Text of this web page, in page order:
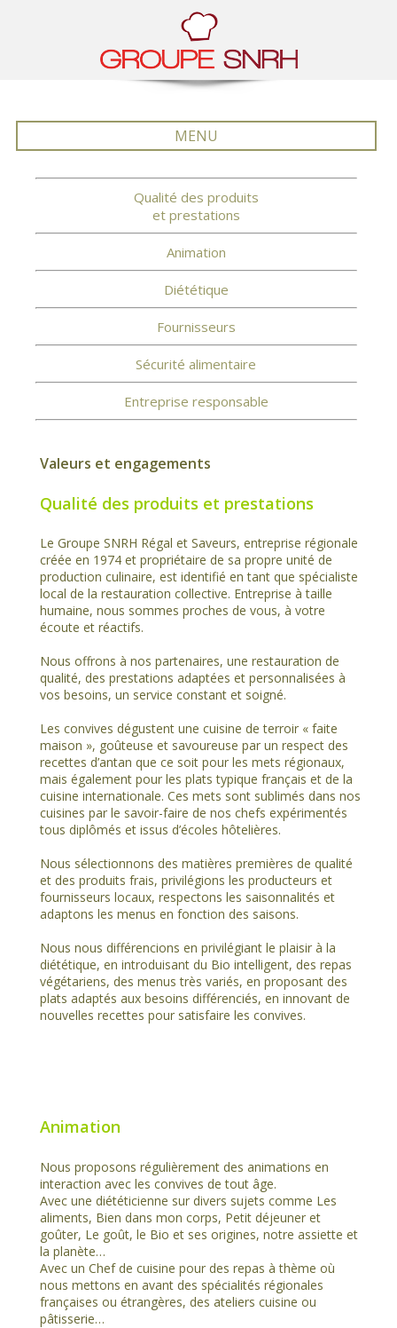
MENU
Qualité des produits
et prestations
Animation
Diététique
Fournisseurs
Sécurité alimentaire
Entreprise responsable
Valeurs et engagements
Qualité des produits et prestations
Le Groupe SNRH Régal et Saveurs, entreprise régionale
créée en 1974 et propriétaire de sa propre unité de
production culinaire, est identifié en tant que spécialiste
local de la restauration collective. Entreprise à taille
humaine, nous sommes proches de vous, à votre
écoute et réactifs.
Nous offrons à nos partenaires, une restauration de
qualité, des prestations adaptées et personnalisées à
vos besoins, un service constant et soigné.
Les convives dégustent une cuisine de terroir « faite
maison », goûteuse et savoureuse par un respect des
recettes d’antan que ce soit pour les mets régionaux,
mais également pour les plats typique français et de la
cuisine internationale. Ces mets sont sublimés dans nos
cuisines par le savoir-faire de nos chefs expérimentés
tous diplômés et issus d’écoles hôtelières.
Nous sélectionnons des matières premières de qualité
et des produits frais, privilégions les producteurs et
fournisseurs locaux, respectons les saisonnalités et
adaptons les menus en fonction des saisons.
Nous nous différencions en privilégiant le plaisir à la
diététique, en introduisant du Bio intelligent, des repas
végétariens, des menus très variés, en proposant des
plats adaptés aux besoins différenciés, en innovant de
nouvelles recettes pour satisfaire les convives.
Animation
Nous proposons régulièrement des animations en
interaction avec les convives de tout âge.
Avec une diététicienne sur divers sujets comme Les
aliments, Bien dans mon corps, Petit déjeuner et
goûter, Le goût, le Bio et ses origines, notre assiette et
la planète…
Avec un Chef de cuisine pour des repas à thème où
nous mettons en avant des spécialités régionales
françaises ou étrangères, des ateliers cuisine ou
pâtisserie…